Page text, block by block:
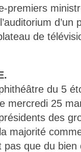
premiers
d’un
de
du 5
mercredi 25
des
majorité
que du bien